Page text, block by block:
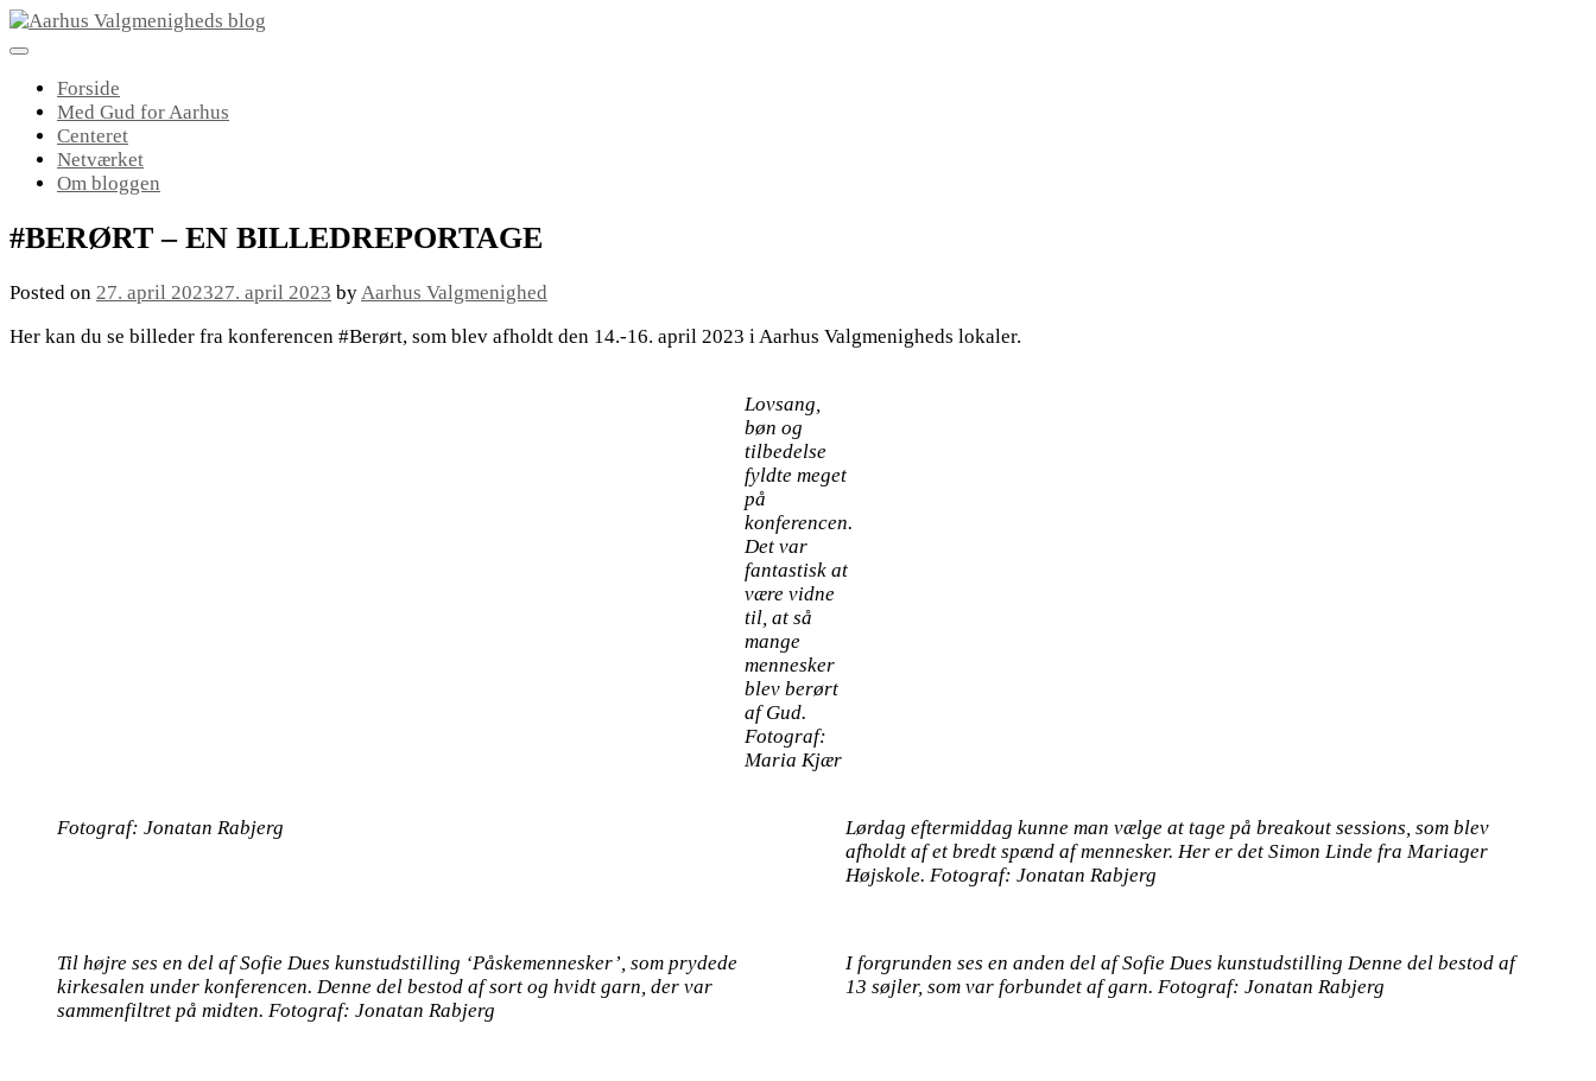
Skip
to
Forside
Med Gud for Aarhus
Centeret
Netværket
Om bloggen
#BERØRT – EN BILLEDREPORTAGE
Posted on 27. april 202327. april 2023 byAarhus Valgmenighed
Her kan du se billeder fra konferencen #Berørt, som blev afholdt den 14.-16. april 2023 i Aarhus Valgmenigheds lokaler.
Lovsang,
bøn og
tilbedelse
fyldte meget
på
konferencen.
Det var
fantastisk at
være vidne
til, at så
mange
mennesker
blev berørt
af Gud.
Fotograf:
Maria Kjær
Fotograf: Jonatan Rabjerg
Lørdag eftermiddag kunne man vælge at tage på breakout sessions, som blev
afholdt af et bredt spænd af mennesker. Her er det Simon Linde fra Mariager
Højskole. Fotograf: Jonatan Rabjerg
Til højre ses en del af Sofie Dues kunstudstilling ‘Påskemennesker’, som prydede
kirkesalen under konferencen. Denne del bestod af sort og hvidt garn, der var
sammenfiltret på midten. Fotograf: Jonatan Rabjerg
I forgrunden ses en anden del af Sofie Dues kunstudstilling Denne del bestod af
13 søjler, som var forbundet af garn. Fotograf: Jonatan Rabjerg